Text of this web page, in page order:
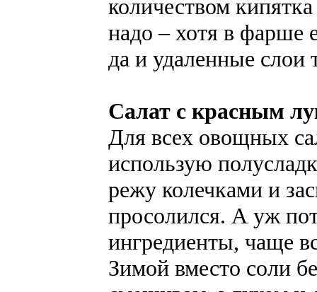
количеством
надо – хотя в фарше
да и удаленные слои
Салат с красным
Для всех овощных
использую
режу колечками и
просолился. А уж
ингредиенты, чаще
Зимой вместо соли